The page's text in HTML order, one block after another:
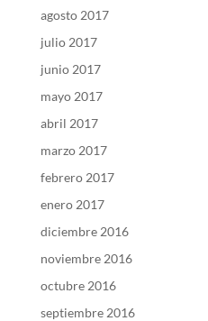
agosto 2017
julio 2017
junio 2017
mayo 2017
abril 2017
marzo 2017
febrero 2017
enero 2017
diciembre 2016
noviembre 2016
octubre 2016
septiembre 2016